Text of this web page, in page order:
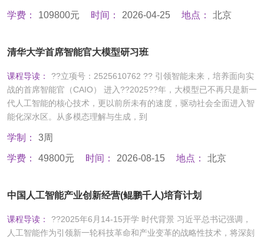
学费： 109800元 时间： 2026-04-25 地点： 北京
清华大学首席智能官大模型研习班
课程导读：
??立项号：2525610762 ?? 引领智能未来，培养面向实
战的首席智能官（CAIO） 进入??2025??年，大模型已不再只是新一
代人工智能的核心技术，更以前所未有的速度，驱动社会全面进入智
能化深水区。从多模态理解与生成，到
学制： 3周
学费： 49800元 时间： 2026-08-15 地点： 北京
中国人工智能产业创新经营(鲲鹏千人)培育计划
课程导读：
??2025年6月14-15开学 时代背景 习近平总书记强调，
人工智能作为引领新一轮科技革命和产业变革的战略性技术，将深刻